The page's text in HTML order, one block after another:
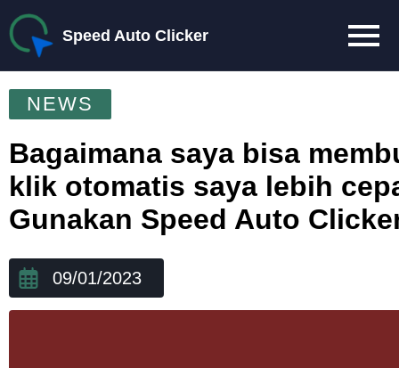
Speed Auto Clicker
NEWS
Bagaimana saya bisa
klik otomatis saya lebih
Gunakan Speed Auto
09/01/2023